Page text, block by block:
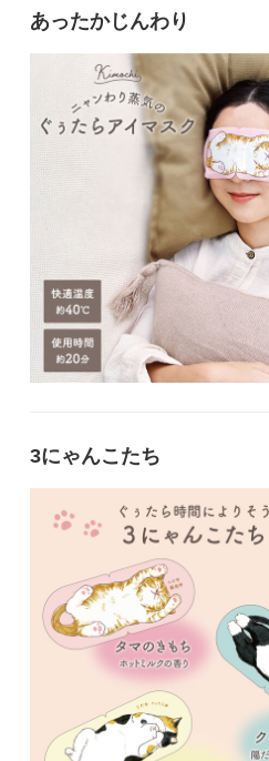
あったかじんわり
3にゃんこたち